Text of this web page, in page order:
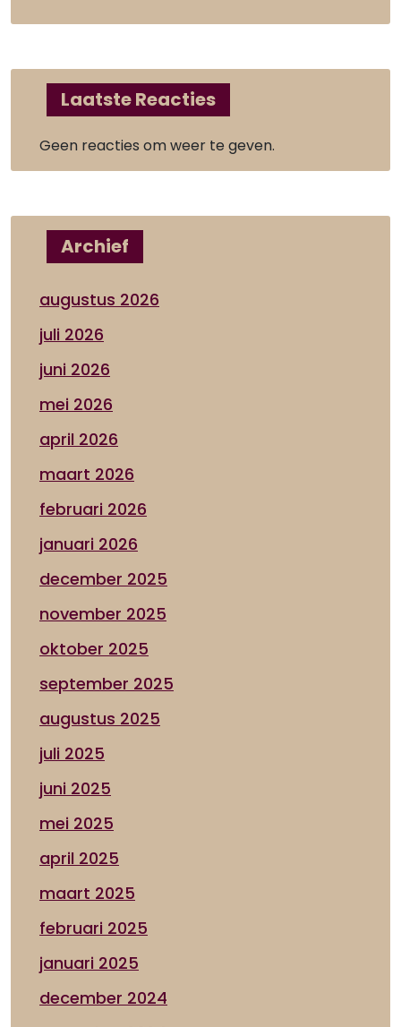
Laatste Reacties
Geen reacties om weer te geven.
Archief
augustus 2026
juli 2026
juni 2026
mei 2026
april 2026
maart 2026
februari 2026
januari 2026
december 2025
november 2025
oktober 2025
september 2025
augustus 2025
juli 2025
juni 2025
mei 2025
april 2025
maart 2025
februari 2025
januari 2025
december 2024